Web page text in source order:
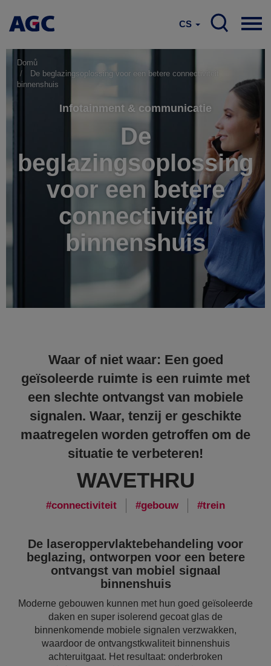
CS
Domů
De beglazingsoplossing voor een betere connectiviteit
binnenshuis
Infotainment & communicatie
De
beglazingsoplossing
voor een betere
connectiviteit
binnenshuis
Waar of niet waar: Een goed
geïsoleerde ruimte is een ruimte met
een slechte ontvangst van mobiele
signalen. Waar, tenzij er geschikte
maatregelen worden getroffen om de
situatie te verbeteren!
WAVETHRU
connectiviteit gebouw trein
De laseroppervlaktebehandeling voor
beglazing, ontworpen voor een betere
ontvangst van mobiel signaal
binnenshuis
Moderne gebouwen kunnen met hun goed geïsoleerde
daken en super isolerend gecoat glas de
binnenkomende mobiele signalen verzwakken,
waardoor de ontvangstkwaliteit binnenshuis
achteruitgaat. Het resultaat: onderbroken